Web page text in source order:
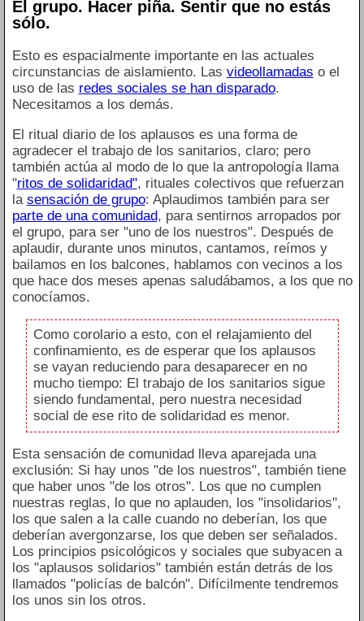
El grupo. Hacer piña. Sentir que no estás
sólo.
Esto es espacialmente importante en las actuales
circunstancias de aislamiento. Las videollamadas o el
uso de las redes sociales se han disparado.
Necesitamos a los demás.
El ritual diario de los aplausos es una forma de
agradecer el trabajo de los sanitarios, claro; pero
también actúa al modo de lo que la antropología llama
"ritos de solidaridad", rituales colectivos que refuerzan
la sensación de grupo: Aplaudimos también para ser
parte de una comunidad, para sentirnos arropados por
el grupo, para ser "uno de los nuestros". Después de
aplaudir, durante unos minutos, cantamos, reímos y
bailamos en los balcones, hablamos con vecinos a los
que hace dos meses apenas saludábamos, a los que no
conocíamos.
Como corolario a esto, con el relajamiento del
confinamiento, es de esperar que los aplausos
se vayan reduciendo para desaparecer en no
mucho tiempo: El trabajo de los sanitarios sigue
siendo fundamental, pero nuestra necesidad
social de ese rito de solidaridad es menor.
Esta sensación de comunidad lleva aparejada una
exclusión: Si hay unos "de los nuestros", también tiene
que haber unos "de los otros". Los que no cumplen
nuestras reglas, lo que no aplauden, los "insolidarios",
los que salen a la calle cuando no deberían, los que
deberían avergonzarse, los que deben ser señalados.
Los principios psicológicos y sociales que subyacen a
los "aplausos solidarios" también están detrás de los
llamados "policías de balcón". Difícilmente tendremos
los unos sin los otros.